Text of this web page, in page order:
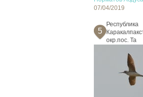
07/04/2019
5
Республика
окр.пос. Та